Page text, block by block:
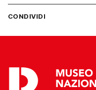
CONDIVIDI